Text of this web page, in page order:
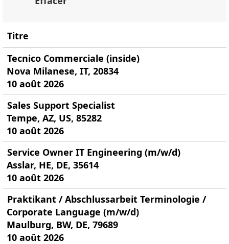
Titre
Tecnico Commerciale (inside)
Nova Milanese, IT, 20834
10 août 2026
Sales Support Specialist
Tempe, AZ, US, 85282
10 août 2026
Service Owner IT Engineering (m/w/d)
Asslar, HE, DE, 35614
10 août 2026
Praktikant / Abschlussarbeit Terminologie /
Corporate Language (m/w/d)
Maulburg, BW, DE, 79689
10 août 2026